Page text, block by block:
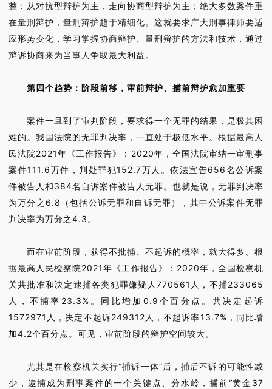
整：从对抗型辩护为主，走向协商型辩护为主；绝大多数案件重
在量刑辩护，量刑辩护趋于精细化。这就要求广大刑事律师要适
应形势变化，学习掌握协商辩护、量刑辩护的方法和技术，通过
辩诉协商来为当事人争取最大利益。
第四个趋势：阶段前移，审前辩护、捕前辩护愈加重要
案件一旦到了审判阶段，要求得一个无罪的结果，是极其困
难的。我国法院的无罪判决率，一直处于极低水平。根据最高人
民法院2021年《工作报告》：2020年，全国法院审结一审刑事
案件111.6万件，判处罪犯152.7万人。依法宣告656名公诉案
件被告人和384名自诉案件被告人无罪。也就是说，无罪判决率
为万分之6.8（包括公诉无罪和自诉无罪），其中公诉案件无罪
判决率为万分之4.3。
而在审前阶段，获得不批捕、不起诉的概率，就大得多。根
据最高人民检察院2021年《工作报告》：2020年，全国检察机
关共批准和决定逮捕各类犯罪嫌疑人770561人，不捕233065
人，不捕率23.3%。同比增加0.9个百分点。共决定起诉
1572971人，决定不起诉249312人，不起诉率13.7%，同比增
加4.2个百分点。可见，审前阶段的辩护空间较大。
尤其是在检察机关实行“捕诉一体”后，捕后不诉的可能性减
少，逮捕成为刑事案件的一个关键点、分水岭，捕前“黄金37